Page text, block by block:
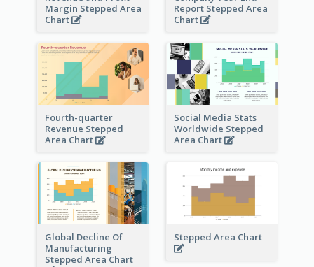
Margin Stepped Area
Chart
Report Stepped Area
Chart
Fourth-quarter
Revenue Stepped
Area Chart
Social Media Stats
Worldwide Stepped
Area Chart
Global Decline Of
Manufacturing
Stepped Area Chart
Stepped Area Chart